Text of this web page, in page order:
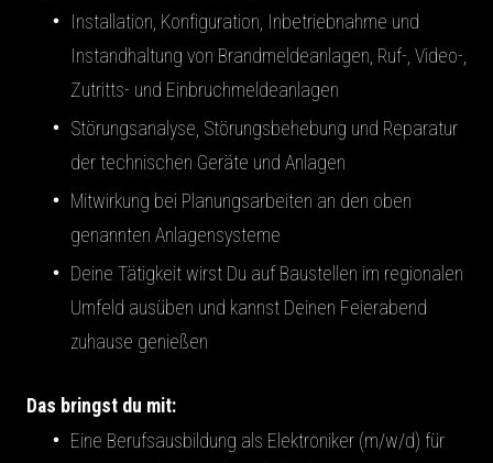
Installation, Konfiguration, Inbetriebnahme und
Instandhaltung von Brandmeldeanlagen, Ruf-, Video-,
Zutritts- und Einbruchmeldeanlagen
Störungsanalyse, Störungsbehebung und Reparatur
der technischen Geräte und Anlagen
Mitwirkung bei Planungsarbeiten an den oben
genannten Anlagensysteme
Deine Tätigkeit wirst Du auf Baustellen im regionalen
Umfeld ausüben und kannst Deinen Feierabend
zuhause genießen
Das bringst du mit:
Eine Berufsausbildung als Elektroniker (m/w/d) für